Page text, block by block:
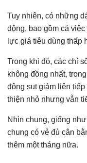
Tuy nhiên, có những
động, bao gồm cả
lực giá tiêu dùng thấp
Trong khi đó, các chỉ
không đồng nhất,
động sụt giảm liên
thiện nhỏ nhưng vẫn
Nhìn chung, giống
chung có vẻ đủ cân
thêm một tháng nữa.